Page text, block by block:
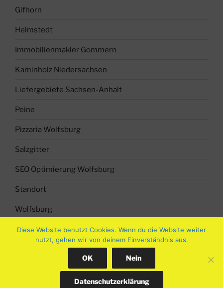
Gifhorn
Helmstedt
Immobilienmakler Gommern
Kaminholz Niedersachsen
Liefergebiete Sachsen-Anhalt
Peine
Pizzaria Wolfsburg
Salzgitter
SEO Optimierung Wolfsburg
Standort
Wolfsburg
Datenschutzbestimmung Stolz präsentiert von WordPress
Diese Website benutzt Cookies. Wenn du die Website weiter
nutzt, gehen wir von deinem Einverständnis aus.
OK Nein
Datenschutzerklärung